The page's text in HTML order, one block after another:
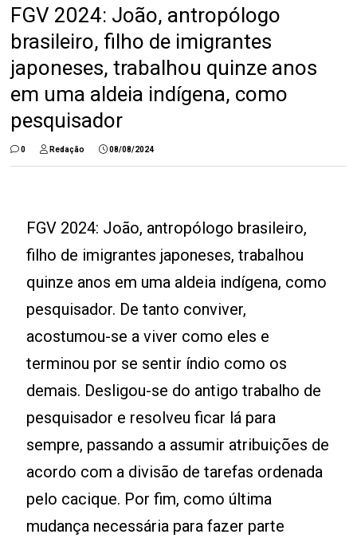
FGV 2024: João, antropólogo
brasileiro, filho de imigrantes
japoneses, trabalhou quinze anos
em uma aldeia indígena, como
pesquisador
0 Redação 08/08/2024
FGV 2024: João, antropólogo brasileiro,
filho de imigrantes japoneses, trabalhou
quinze anos em uma aldeia indígena, como
pesquisador. De tanto conviver,
acostumou-se a viver como eles e
terminou por se sentir índio como os
demais. Desligou-se do antigo trabalho de
pesquisador e resolveu ficar lá para
sempre, passando a assumir atribuições de
acordo com a divisão de tarefas ordenada
pelo cacique. Por fim, como última
mudança necessária para fazer parte